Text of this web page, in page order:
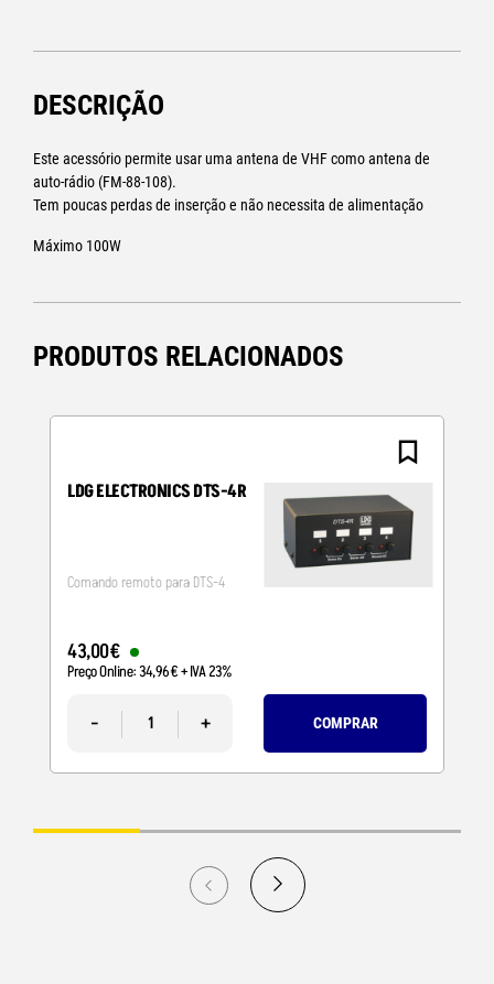
DESCRIÇÃO
Este acessório permite usar uma antena de VHF como antena de
auto-rádio (FM-88-108).
Tem poucas perdas de inserção e não necessita de alimentação
Máximo 100W
PRODUTOS RELACIONADOS
LDG ELECTRONICS DTS-4R
Comando remoto para DTS-4
43,00€
Preço Online:34,96€+ IVA 23%
- + COMPRAR